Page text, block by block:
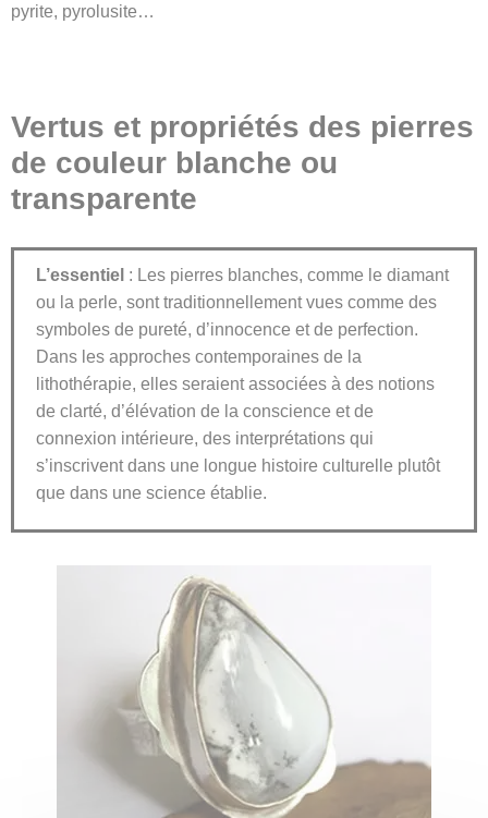
pyrite, pyrolusite…
Vertus et propriétés des pierres
de couleur blanche ou
transparente
L’essentiel : Les pierres blanches, comme le diamant
ou la perle, sont traditionnellement vues comme des
symboles de pureté, d’innocence et de perfection.
Dans les approches contemporaines de la
lithothérapie, elles seraient associées à des notions
de clarté, d’élévation de la conscience et de
connexion intérieure, des interprétations qui
s’inscrivent dans une longue histoire culturelle plutôt
que dans une science établie.